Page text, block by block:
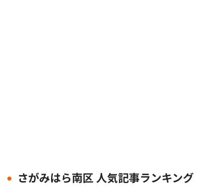
さがみはら南区 人気記事ランキング